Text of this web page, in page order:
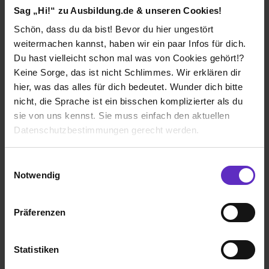
Sag „Hi!“ zu Ausbildung.de & unseren Cookies!
Schön, dass du da bist! Bevor du hier ungestört
weitermachen kannst, haben wir ein paar Infos für dich.
Du hast vielleicht schon mal was von Cookies gehört!?
Keine Sorge, das ist nicht Schlimmes. Wir erklären dir
hier, was das alles für dich bedeutet. Wunder dich bitte
nicht, die Sprache ist ein bisschen komplizierter als du
sie von uns kennst. Sie muss einfach den aktuellen
Datenschutzbestimmungen gerecht werden.
Benutzung der Webseite getroffenen Einstellungen zu
Webseite zu analysieren („Statistiken“), um
Informationen zu deiner Verwendung unserer Website an
Notwendig
Präferenzen
Statistiken
bei Dorint Hotels Betriebs GmbH
Bonn
1 freier Platz
Auszubildende Köche (m/w/d)
nach Absprache